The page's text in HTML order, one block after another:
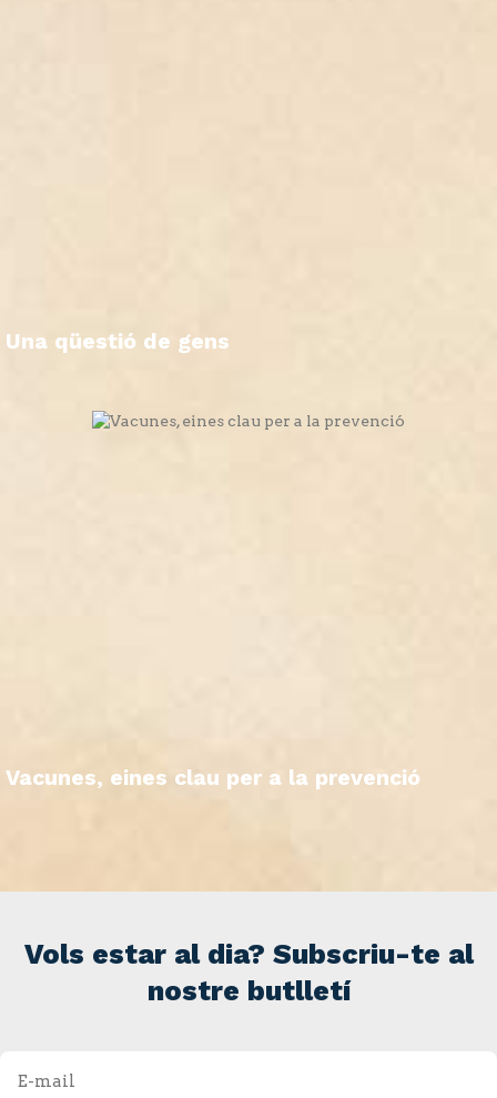
Una qüestió de gens
Vacunes, eines clau per a la prevenció
Vols estar al dia? Subscriu-te al
nostre butlletí